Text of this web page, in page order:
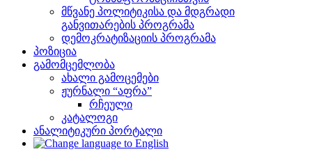
მწვანე პოლიტიკისა და მდგრადი
განვითარების პროგრამა
დემოკრატიზაციის პროგრამა
პოზიცია
გამომცემლობა
ახალი გამოცემები
ჟურნალი “აფრა”
რჩეული
კატალოგი
ანალიტიკური პორტალი